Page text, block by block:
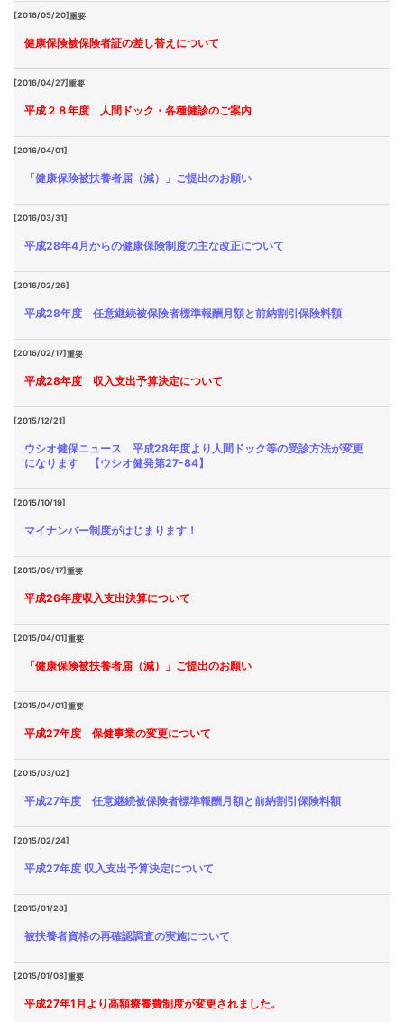
[2016/05/20]重要
健康保険被保険者証の差し替えについて
[2016/04/27]重要
平成２８年度 人間ドック・各種健診のご案内
[2016/04/01]
「健康保険被扶養者届（減）」ご提出のお願い
[2016/03/31]
平成28年4月からの健康保険制度の主な改正について
[2016/02/26]
平成28年度 任意継続被保険者標準報酬月額と前納割引保険料額
[2016/02/17]重要
平成28年度 収入支出予算決定について
[2015/12/21]
ウシオ健保ニュース 平成28年度より人間ドック等の受診方法が変更
になります 【ウシオ健発第27-84】
[2015/10/19]
マイナンバー制度がはじまります！
[2015/09/17]重要
平成26年度収入支出決算について
[2015/04/01]重要
「健康保険被扶養者届（減）」ご提出のお願い
[2015/04/01]重要
平成27年度 保健事業の変更について
[2015/03/02]
平成27年度 任意継続被保険者標準報酬月額と前納割引保険料額
[2015/02/24]
平成27年度 収入支出予算決定について
[2015/01/28]
被扶養者資格の再確認調査の実施について
[2015/01/08]重要
平成27年1月より高額療養費制度が変更されました。